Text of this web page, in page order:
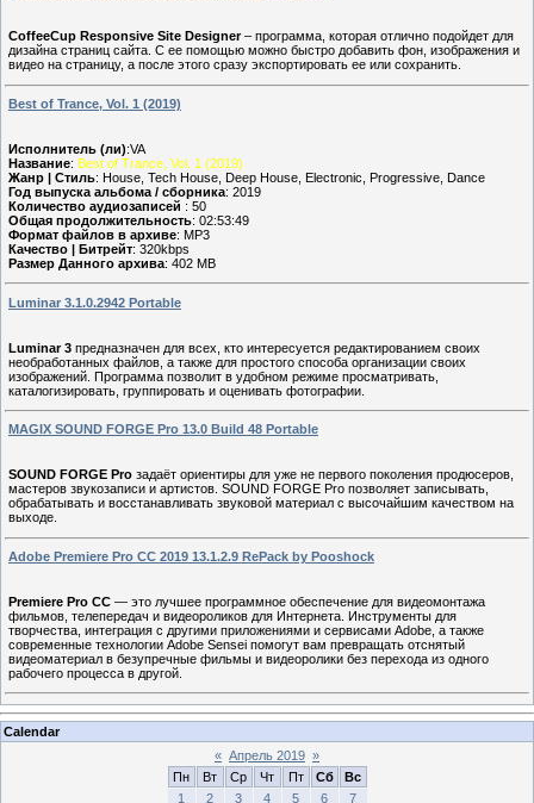
CoffeeCup Responsive Site Designer– программа, которая отлично подойдет для
дизайна страниц сайта. С ее помощью можно быстро добавить фон, изображения и
видео на страницу, а после этого сразу экспортировать ее или сохранить.
Best of Trance, Vol. 1 (2019)
Исполнитель (ли):VA
Название: Best of Trance, Vol. 1 (2019)
Жанр | Стиль: House, Tech House, Deep House, Electronic, Progressive, Dance
Год выпуска альбома / сборника: 2019
Количество аудиозаписей : 50
Общая продолжительность: 02:53:49
Формат файлов в архиве: MP3
Качество | Битрейт: 320kbps
Размер Данного архива: 402 MB
Luminar 3.1.0.2942 Portable
Luminar 3 предназначен для всех, кто интересуется редактированием своих
необработанных файлов, а также для простого способа организации своих
изображений. Программа позволит в удобном режиме просматривать,
каталогизировать, группировать и оценивать фотографии.
MAGIX SOUND FORGE Pro 13.0 Build 48 Portable
SOUND FORGE Pro задаёт ориентиры для уже не первого поколения продюсеров,
мастеров звукозаписи и артистов. SOUND FORGE Pro позволяет записывать,
обрабатывать и восстанавливать звуковой материал с высочайшим качеством на
выходе.
Adobe Premiere Pro CC 2019 13.1.2.9 RePack by Pooshock
Premiere Pro CC — это лучшее программное обеспечение для видеомонтажа
фильмов, телепередач и видеороликов для Интернета. Инструменты для
творчества, интеграция с другими приложениями и сервисами Adobe, а также
современные технологии Adobe Sensei помогут вам превращать отснятый
видеоматериал в безупречные фильмы и видеоролики без перехода из одного
рабочего процесса в другой.
Calendar
« Апрель 2019 »
Пн
Вт Ср Чт Пт Сб
Вс
1
2 3 4 5 6 7